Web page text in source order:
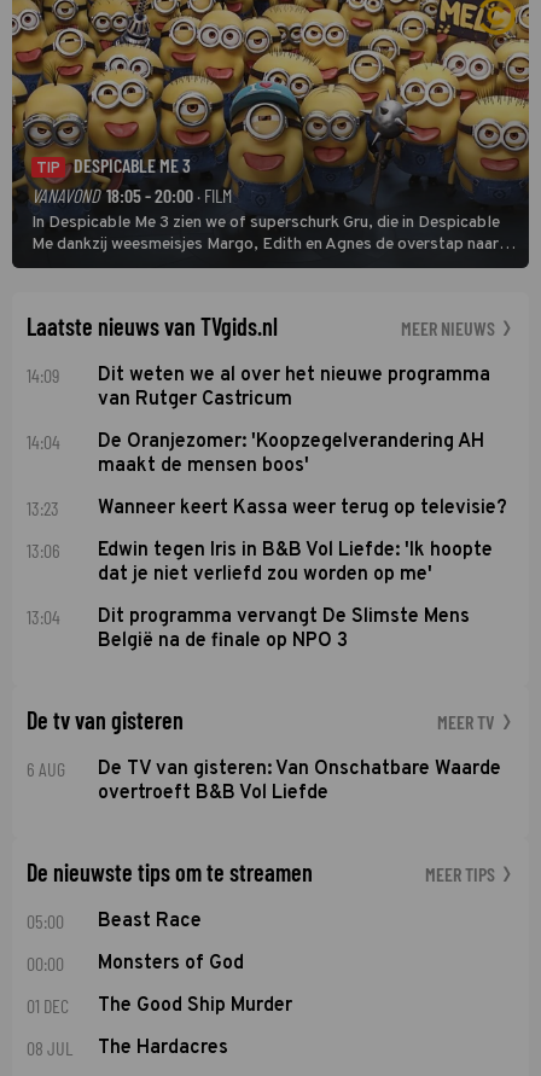
TIP
DESPICABLE ME 3
VANAVOND 18:05 - 20:00· FILM
In Despicable Me 3 zien we of superschurk Gru, die in Despicable
Me dankzij weesmeisjes Margo, Edith en Agnes de overstap naar
het rechte pad maakte, ook op dat pad weet te blijven.
Laatste nieuws van TVgids.nl MEER NIEUWS
14:09
Dit weten we al over het nieuwe programma
van Rutger Castricum
14:04
De Oranjezomer: 'Koopzegelverandering AH
maakt de mensen boos'
13:23 Wanneer keert Kassa weer terug op televisie?
13:06
Edwin tegen Iris in B&B Vol Liefde: 'Ik hoopte
dat je niet verliefd zou worden op me'
13:04
Dit programma vervangt De Slimste Mens
België na de finale op NPO 3
De tv van gisteren MEER TV
6 AUG
De TV van gisteren: Van Onschatbare Waarde
overtroeft B&B Vol Liefde
De nieuwste tips om te streamen MEER TIPS
05:00 Beast Race
00:00 Monsters of God
01 DEC The Good Ship Murder
08 JUL The Hardacres